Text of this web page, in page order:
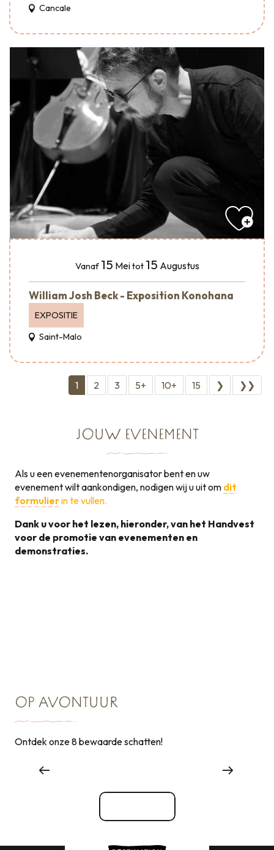
Cancale
Vanaf 15 Meitot 15 Augustus
William Josh Beck - Exposition Konohana
EXPOSITIE
Saint-Malo
1 2 3 5+ 10+ 15 ❯ ❯❯
JOUW EVENEMENT
Als u een evenementenorganisator bent en uw
evenement wilt aankondigen, nodigen wij u uit om dit
formulierin te vullen.
Dank u voor het lezen, hieronder, van het Handvest
voor de promotie van evenementen en
demonstraties.
OP AVONTUUR
Ontdek onze 8 bewaarde schatten!